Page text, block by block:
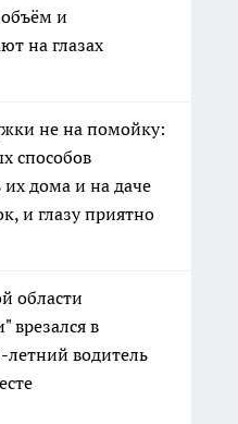
и
на глазах
не на помойку:
способов
дома и на даче
и глазу приятно
области
врезался в
летний водитель